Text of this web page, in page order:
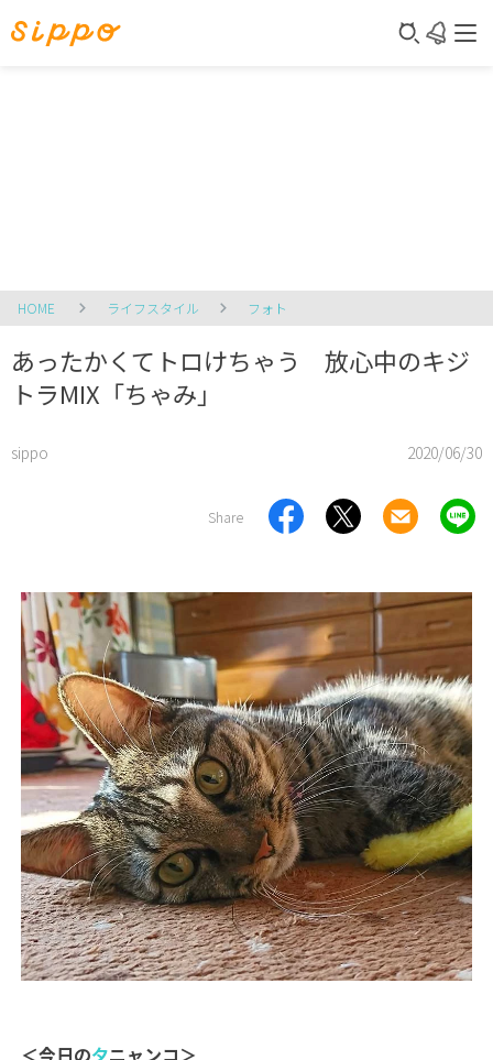
HOME ライフスタイル フォト
あったかくてトロけちゃう 放心中のキジ
トラMIX「ちゃみ」
sippo 2020/06/30
Share